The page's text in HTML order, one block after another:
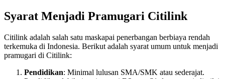
Syarat Menjadi Pramugari Citilink
Citilink adalah salah satu maskapai penerbangan berbiaya rendah
terkemuka di Indonesia. Berikut adalah syarat umum untuk menjadi
pramugari di Citilink:
Pendidikan: Minimal lulusan SMA/SMK atau sederajat.